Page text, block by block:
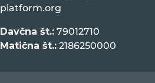
platform.org
Davčna št.: 79012710
Matična št.: 2186250000